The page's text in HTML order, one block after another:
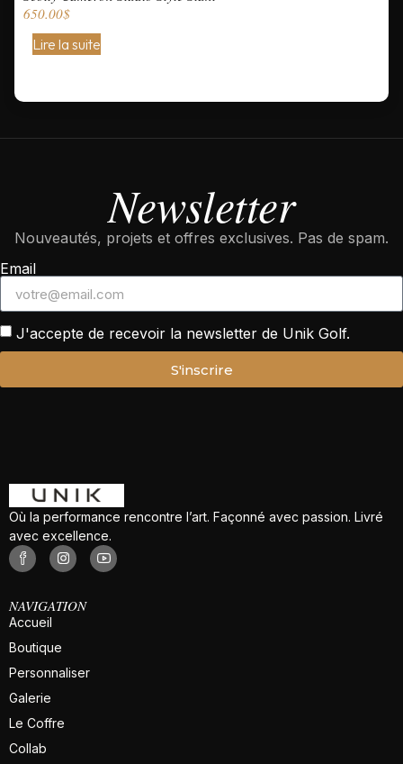
650.00$
Lire la suite
Newsletter
Nouveautés, projets et offres exclusives. Pas de spam.
Email
J'accepte de recevoir la newsletter de Unik Golf.
S'inscrire
Où la performance rencontre l’art. Façonné avec passion. Livré
avec excellence.
NAVIGATION
Accueil
Boutique
Personnaliser
Galerie
Le Coffre
Collab